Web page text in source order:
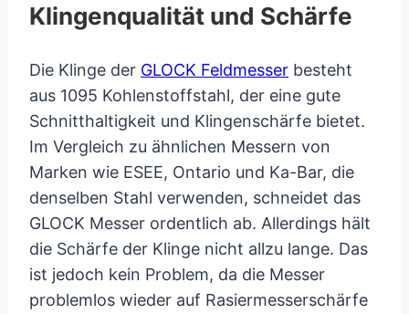
Klingenqualität und Schärfe
Die Klinge der GLOCK Feldmesser besteht
aus 1095 Kohlenstoffstahl, der eine gute
Schnitthaltigkeit und Klingenschärfe bietet.
Im Vergleich zu ähnlichen Messern von
Marken wie ESEE, Ontario und Ka-Bar, die
denselben Stahl verwenden, schneidet das
GLOCK Messer ordentlich ab. Allerdings hält
die Schärfe der Klinge nicht allzu lange. Das
ist jedoch kein Problem, da die Messer
problemlos wieder auf Rasiermesserschärfe